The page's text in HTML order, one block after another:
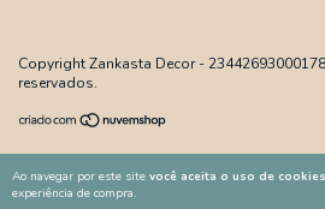
Ao navegar por este site você aceita o uso de cookies
experiência de compra.
Copyright Zankasta Decor -
reservados.